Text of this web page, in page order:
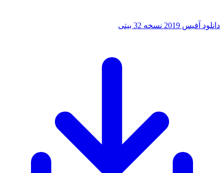
دانلود آفیس 2019 نسخه 32 بیتی